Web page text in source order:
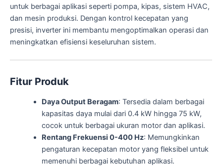
untuk berbagai aplikasi seperti pompa, kipas, sistem HVAC,
dan mesin produksi. Dengan kontrol kecepatan yang
presisi, inverter ini membantu mengoptimalkan operasi dan
meningkatkan efisiensi keseluruhan sistem.
Fitur Produk
Daya Output Beragam: Tersedia dalam berbagai
kapasitas daya mulai dari 0.4 kW hingga 75 kW,
cocok untuk berbagai ukuran motor dan aplikasi.
Rentang Frekuensi 0-400 Hz: Memungkinkan
pengaturan kecepatan motor yang fleksibel untuk
memenuhi berbagai kebutuhan aplikasi.